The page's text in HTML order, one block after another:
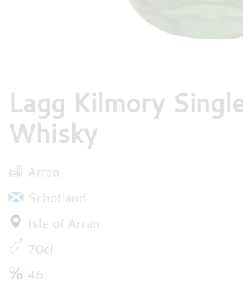
Lagg Kilmory
Whisky
Arran
Schotland
Isle of Arran
70cl
46